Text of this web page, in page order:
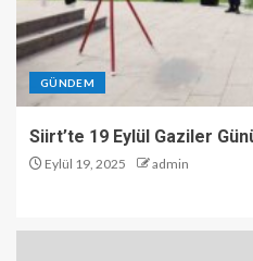
GÜNDEM
Siirt’te 19 Eylül Gaziler
Eylül 19, 2025 admin